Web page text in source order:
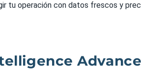
tu operación con datos frescos y